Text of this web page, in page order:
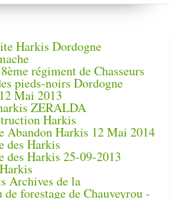
Harkis Dordogne
régiment de Chasseurs
pieds-noirs Dordogne
Mai 2013
ZERALDA
Harkis
Abandon Harkis 12 Mai 2014
des Harkis
des Harkis 25-09-2013
Archives de la
forestage de Chauveyrou -